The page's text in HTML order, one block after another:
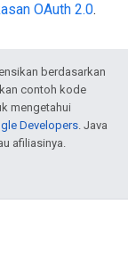
OAuth 2.0.
berdasarkan
contoh kode
mengetahui
Developers. Java
afiliasinya.